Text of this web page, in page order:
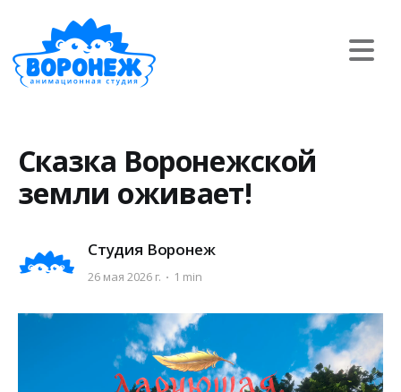
Сказка Воронежской
земли оживает!
Студия Воронеж
26 мая 2026 г. 1 min